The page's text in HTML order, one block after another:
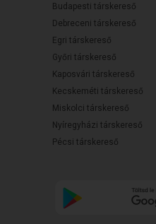
Budapesti társkereső
Debreceni társkereső
Egri társkereső
Győri társkereső
Kaposvári társkereső
Kecskeméti társkereső
Miskolci társkereső
Nyíregyházi társkereső
Pécsi társkereső